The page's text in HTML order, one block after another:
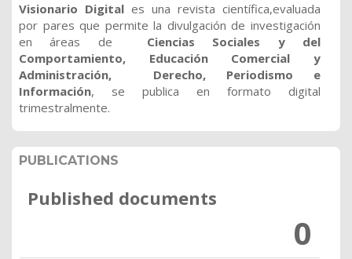
Visionario Digital es una revista científica,evaluada
por pares que permite la divulgación de investigación
en áreas de Ciencias Sociales y del
Comportamiento, Educación Comercial y
Administración, Derecho, Periodismo e
Información, se publica en formato digital
trimestralmente.
PUBLICATIONS
Published documents
0